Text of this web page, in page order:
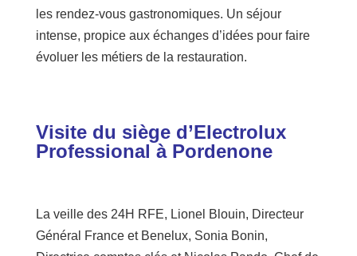
les rendez-vous gastronomiques. Un séjour
intense, propice aux échanges d’idées pour faire
évoluer les métiers de la restauration.
Visite du siège d’Electrolux
Professional à Pordenone
La veille des 24H RFE, Lionel Blouin, Directeur
Général France et Benelux, Sonia Bonin,